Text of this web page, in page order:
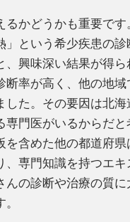
かどうかも重要です
」という希少疾患の診
、興味深い結果が得
断率が高く、他の地
した。その要因は北
専門医がいるからだ
を含めた他の都道府
、専門知識を持つエキ
んの診断や治療の質に